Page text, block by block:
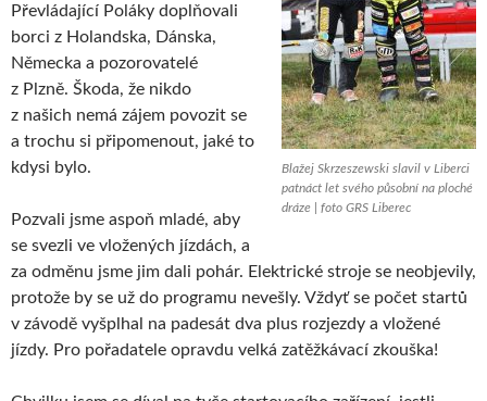
Blažej Skrzeszewski slavil v Liberci
patnáct let svého působní na ploché
dráze | foto GRS Liberec
Převládající Poláky doplňovali
borci z Holandska, Dánska,
Německa a pozorovatelé
z Plzně. Škoda, že nikdo
z našich nemá zájem povozit se
a trochu si připomenout, jaké to
kdysi bylo.
Pozvali jsme aspoň mladé, aby
se svezli ve vložených jízdách, a
za odměnu jsme jim dali pohár. Elektrické stroje se neobjevily,
protože by se už do programu nevešly. Vždyť se počet startů
v závodě vyšplhal na padesát dva plus rozjezdy a vložené
jízdy. Pro pořadatele opravdu velká zatěžkávací zkouška!